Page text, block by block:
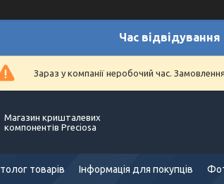
Час
Зараз у компанії неробочий час.
Магазин кришталевих
компонентів Preciosa
товарів Інформація для покупців